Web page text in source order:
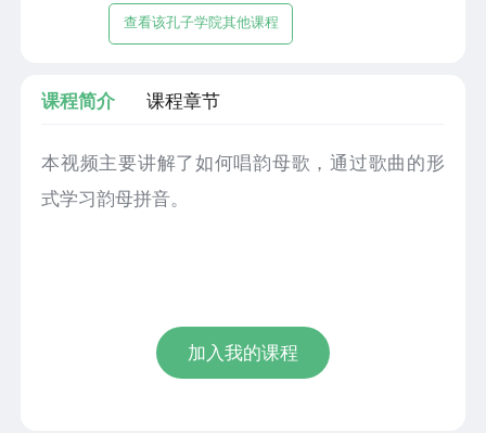
查看该孔子学院其他课程
课程简介 课程章节
本视频主要讲解了如何唱韵母歌，通过歌曲的形
式学习韵母拼音。
加入我的课程